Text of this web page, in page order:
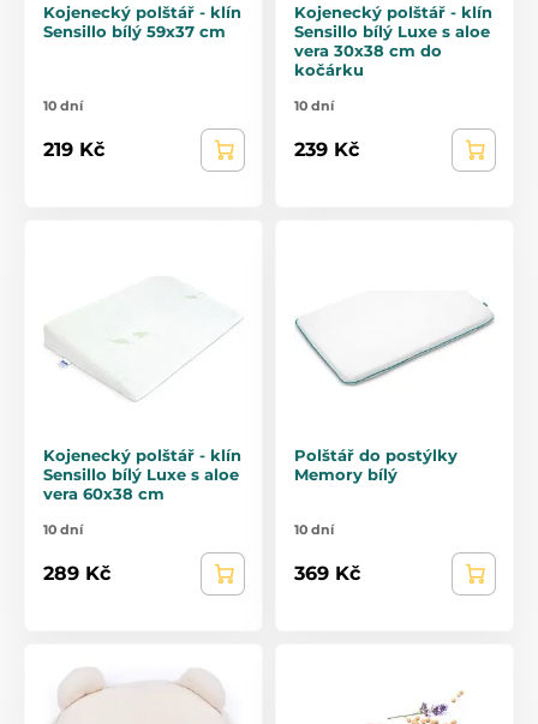
Kojenecký polštář - klín
Sensillo bílý 59x37 cm
10 dní
219 Kč
Kojenecký polštář - klín
Sensillo bílý Luxe s aloe
vera 30x38 cm do
kočárku
10 dní
239 Kč
Kojenecký polštář - klín
Sensillo bílý Luxe s aloe
vera 60x38 cm
10 dní
289 Kč
Polštář do postýlky
Memory bílý
10 dní
369 Kč